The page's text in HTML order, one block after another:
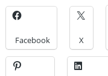
Facebook X